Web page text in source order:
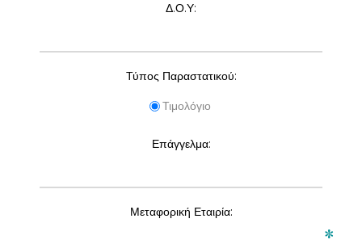
Δ.Ο.Υ:
Τύπος Παραστατικού:
Τιμολόγιο
Επάγγελμα:
Μεταφορική Εταιρία:
*